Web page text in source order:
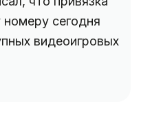
номеру сегодня
видеоигровых